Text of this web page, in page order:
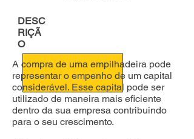
DESC
RIÇÃ
O
A compra de uma empilhadeira pode
representar o empenho de um capital
considerável. Esse capital pode ser
utilizado de maneira mais eficiente
dentro da sua empresa contribuindo
para o seu crescimento.